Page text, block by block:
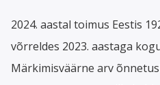
2024. aastal toimus Eestis
võrreldes 2023. aastaga
Märkimisväärne arv